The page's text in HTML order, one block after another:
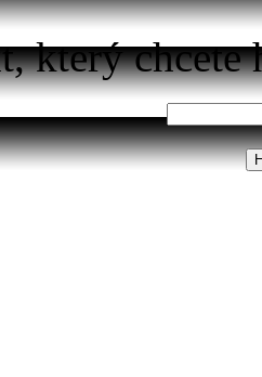
který chcete